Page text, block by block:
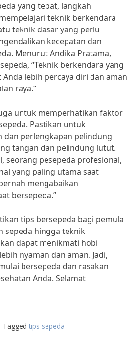
yang tepat, langkah
teknik berkendara
teknik dasar yang perlu
kecepatan dan
Menurut Andika Pratama,
“Teknik berkendara yang
lebih percaya diri dan aman
raya.”
untuk memperhatikan faktor
Pastikan untuk
dan perlengkapan pelindung
tangan dan pelindung lutut.
seorang pesepeda profesional,
yang paling utama saat
mengabaikan
bersepeda.”
tips bersepeda bagi pemula
sepeda hingga teknik
dapat menikmati hobi
nyaman dan aman. Jadi,
bersepeda dan rasakan
Anda. Selamat
Tagged tips sepeda